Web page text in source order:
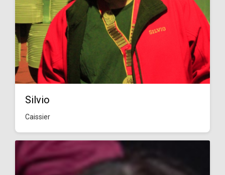
Silvio
Caissier